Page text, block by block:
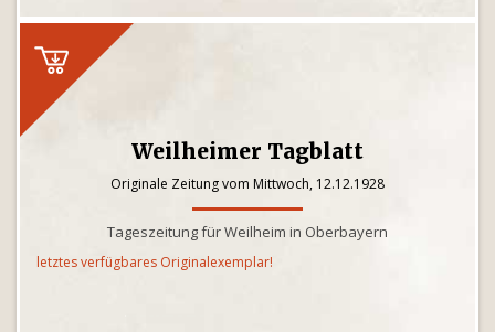
Weilheimer Tagblatt
Originale Zeitung vom Mittwoch, 12.12.1928
Tageszeitung für Weilheim in Oberbayern
letztes verfügbares Originalexemplar!